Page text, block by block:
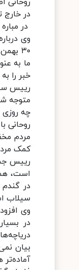
در خارج
در
وی
خبر را
متوجه
چه روزی
روحانی
مردم
کمک
رییس
است،
در
سیلاب
وی
در
بیان